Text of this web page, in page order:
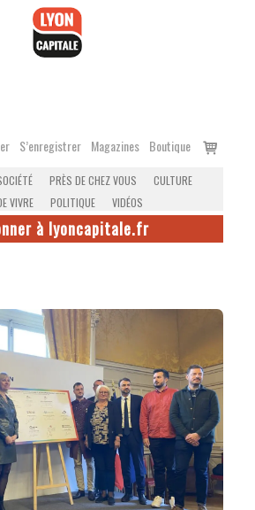
S’enregistrer Magazines Boutique
Voir
PRÈS DE CHEZ VOUS
CULTURE
VIVRE
POLITIQUE VIDÉOS
à lyoncapitale.fr